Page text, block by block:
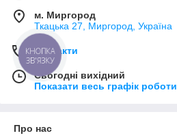
м. Миргород
Ткацька 27, Миргород, Україна
Контакти
Сьогодні вихідний
Показати весь графік роботи
Про нас
КНОПКА
ЗВ'ЯЗКУ